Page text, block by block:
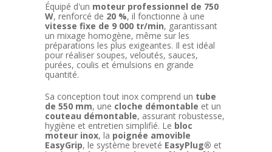
Équipé d'un moteur professionnel de 750
W, renforcé de 20 %, il fonctionne à une
vitesse fixe de 9 000 tr/min, garantissant
un mixage homogène, même sur les
préparations les plus exigeantes. Il est idéal
pour réaliser soupes, veloutés, sauces,
purées, coulis et émulsions en grande
quantité.
Sa conception tout inox comprend un tube
de 550 mm, une cloche démontable et un
couteau démontable, assurant robustesse,
hygiène et entretien simplifié. Le bloc
moteur inox, la poignée amovible
EasyGrip, le système breveté EasyPlug® et